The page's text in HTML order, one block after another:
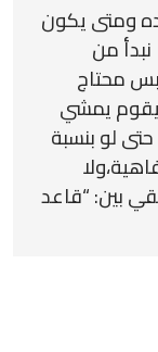
ومتى يكون
شامل 2026 – 2027 👴 نبدأ من
محتاج
يقوم يمشي
لو بنسبة
بين: “قاعد